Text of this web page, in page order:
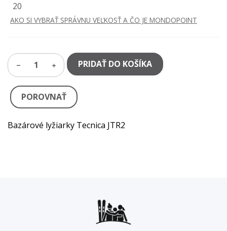
20
AKO SI VYBRAŤ SPRÁVNU VEĽKOSŤ A ČO JE MONDOPOINT
1 PRIDAŤ DO KOŠÍKA
POROVNAŤ
Bazárové lyžiarky Tecnica JTR2